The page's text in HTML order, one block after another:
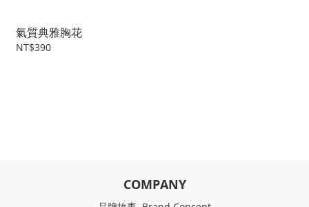
氣質典雅胸花
NT$390
COMPANY